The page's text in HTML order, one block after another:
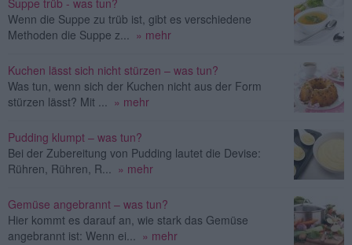
Suppe trüb - was tun?
Wenn die Suppe zu trüb ist, gibt es verschiedene
Methoden die Suppe z... » mehr
Kuchen lässt sich nicht stürzen – was tun?
Was tun, wenn sich der Kuchen nicht aus der Form
stürzen lässt? Mit ... » mehr
Pudding klumpt – was tun?
Bei der Zubereitung von Pudding lautet die Devise:
Rühren, Rühren, R... » mehr
Gemüse angebrannt – was tun?
Hier kommt es darauf an, wie stark das Gemüse
angebrannt ist: Wenn ei... » mehr